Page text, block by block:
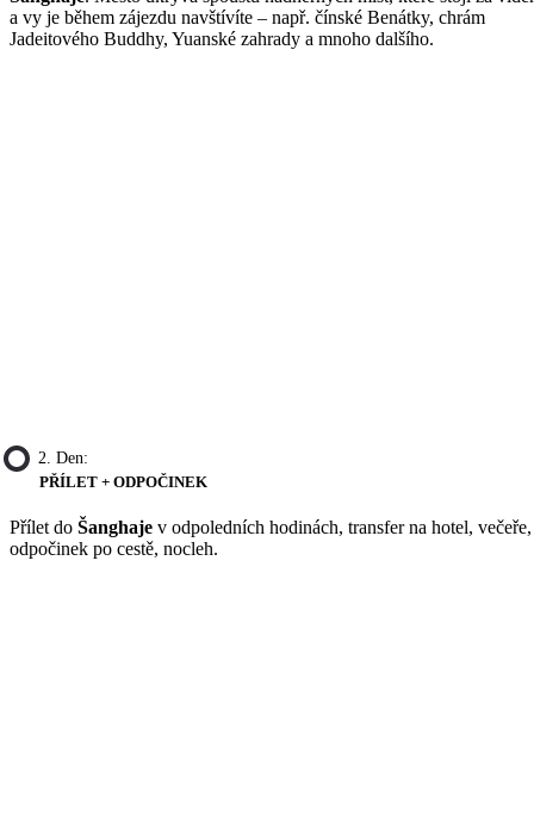
a vy je během zájezdu navštívíte – např. čínské Benátky, chrám
Jadeitového Buddhy, Yuanské zahrady a mnoho dalšího.
2. Den:
PŘÍLET + ODPOČINEK
Přílet do Šanghaje v odpoledních hodinách, transfer na hotel, večeře,
odpočinek po cestě, nocleh.